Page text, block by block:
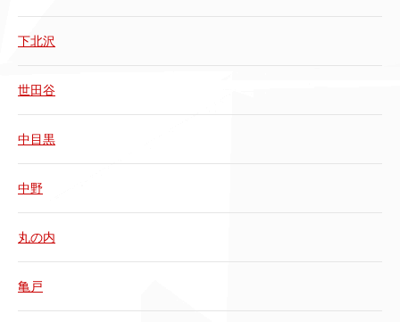
下北沢
世田谷
中目黒
中野
丸の内
亀戸